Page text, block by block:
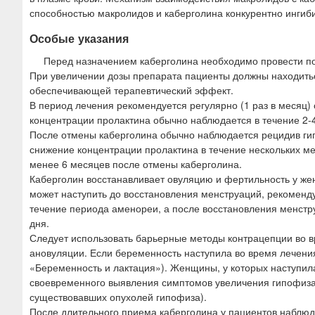
способностью макролидов и каберголина конкурентно
Особые указания
Перед назначением каберголина необходимо провести
При увеличении дозы препарата пациенты должны
обеспечивающей терапевтический эффект.
В период лечения рекомендуется регулярно (1 раз в
концентрации пролактина обычно наблюдается в течение
После отмены каберголина обычно наблюдается рецидив
снижение концентрации пролактина в течение
менее 6 месяцев после отмены каберголина.
Каберголин восстанавливает овуляцию и фертильность у
может наступить до восстановления менструаций,
течение периода аменореи, а после восстановления
дня.
Следует использовать барьерные методы контрацепции
ановуляции. Если беременность наступила во время
«Беременность и лактация»). Женщины, у которых
своевременного выявления симптомов увеличения
существовавших опухолей гипофиза).
После длительного приема каберголина у пациентов